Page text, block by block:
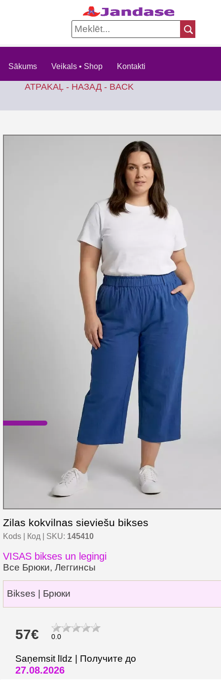
Sākums Veikals • Shop Kontakti
ATPAKAĻ - НАЗАД - BACK
Zilas kokvilnas sieviešu bikses
Kods | Код | SKU: 145410
VISAS bikses un legingi
Все Брюки, Леггинсы
Bikses | Брюки
57€ 0.0
Saņemsit līdz | Получите до
27.08.2026